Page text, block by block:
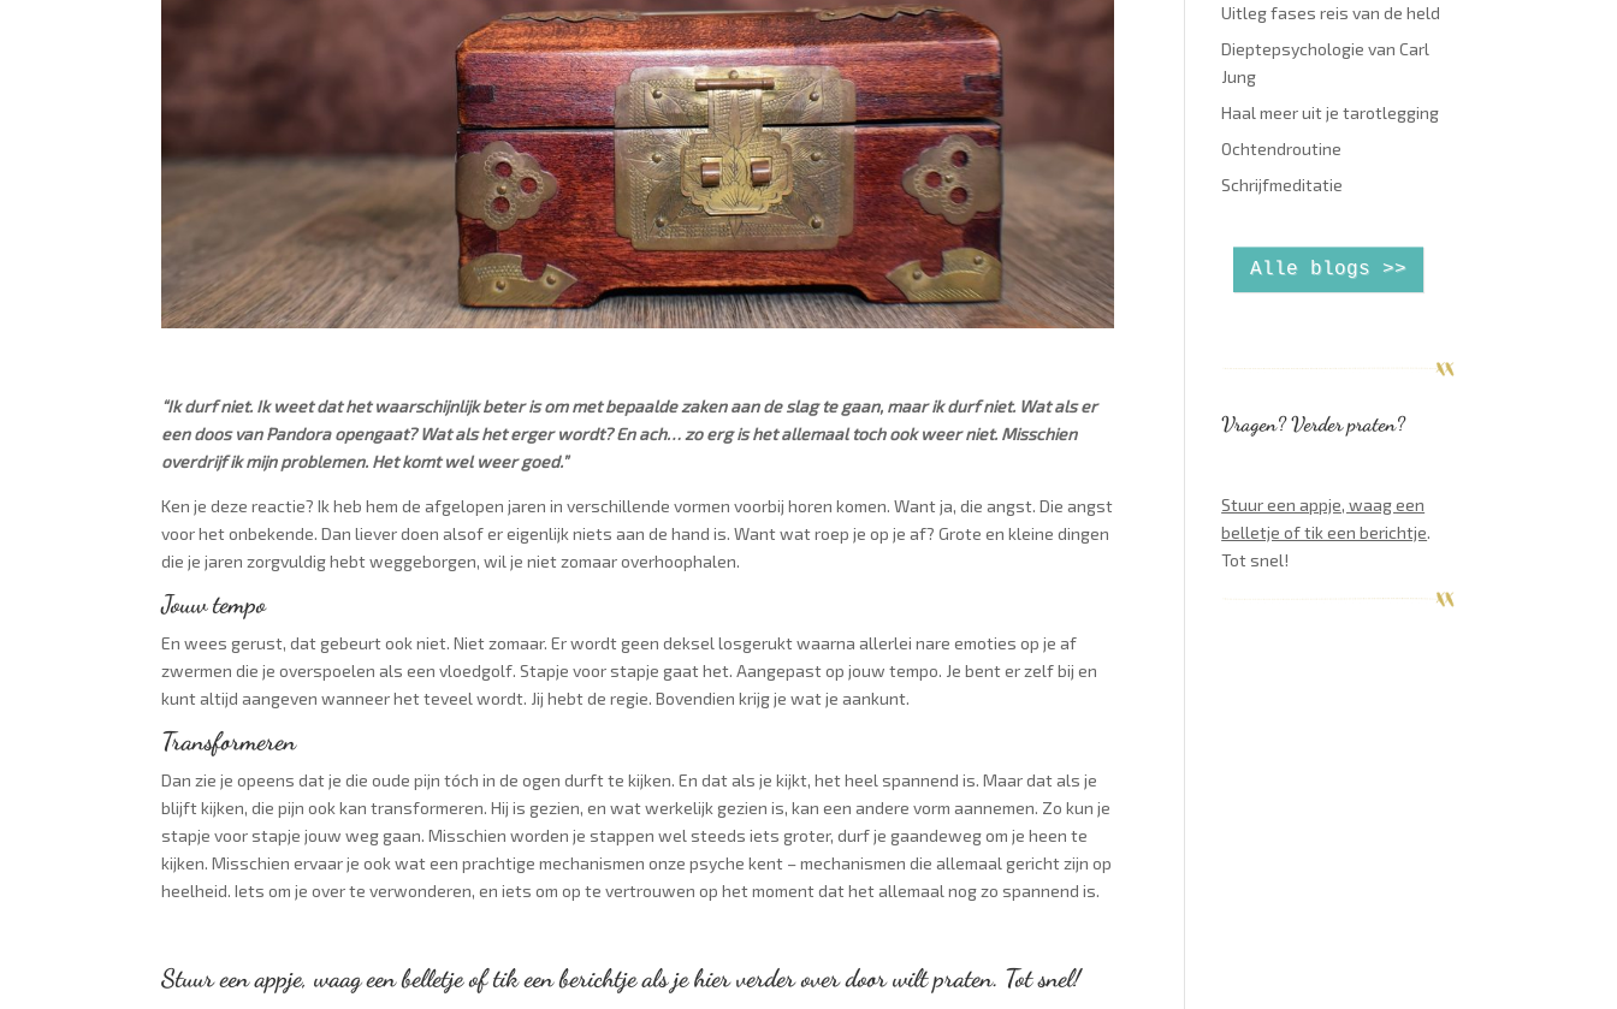
“Ik durf niet. Ik weet dat het waarschijnlijk beter is om met bepaalde zaken aan de slag te gaan, maar ik durf niet. Wat als er
een doos van Pandora opengaat? Wat als het erger wordt? En ach… zo erg is het allemaal toch ook weer niet. Misschien
overdrijf ik mijn problemen. Het komt wel weer goed.”
Ken je deze reactie? Ik heb hem de afgelopen jaren in verschillende vormen voorbij horen komen. Want ja, die angst. Die angst
voor het onbekende. Dan liever doen alsof er eigenlijk niets aan de hand is. Want wat roep je op je af? Grote en kleine dingen
die je jaren zorgvuldig hebt weggeborgen, wil je niet zomaar overhoophalen.
Jouw tempo
En wees gerust, dat gebeurt ook niet. Niet zomaar. Er wordt geen deksel losgerukt waarna allerlei nare emoties op je af
zwermen die je overspoelen als een vloedgolf. Stapje voor stapje gaat het. Aangepast op jouw tempo. Je bent er zelf bij en
kunt altijd aangeven wanneer het teveel wordt. Jij hebt de regie. Bovendien krijg je wat je aankunt.
Transformeren
Dan zie je opeens dat je die oude pijn tóch in de ogen durft te kijken. En dat als je kijkt, het heel spannend is. Maar dat als je
blijft kijken, die pijn ook kan transformeren. Hij is gezien, en wat werkelijk gezien is, kan een andere vorm aannemen. Zo kun je
stapje voor stapje jouw weg gaan. Misschien worden je stappen wel steeds iets groter, durf je gaandeweg om je heen te
kijken. Misschien ervaar je ook wat een prachtige mechanismen onze psyche kent – mechanismen die allemaal gericht zijn op
heelheid. Iets om je over te verwonderen, en iets om op te vertrouwen op het moment dat het allemaal nog zo spannend is.
Stuur een appje, waag een belletje of tik een berichtje als je hier verder over door wilt praten. Tot snel!
Uitleg fases reis van de held
Dieptepsychologie van Carl
Jung
Haal meer uit je tarotlegging
Ochtendroutine
Schrijfmeditatie
Alle blogs >>
Vragen? Verder praten?
Stuur een appje, waag een
belletje of tik een berichtje.
Tot snel!